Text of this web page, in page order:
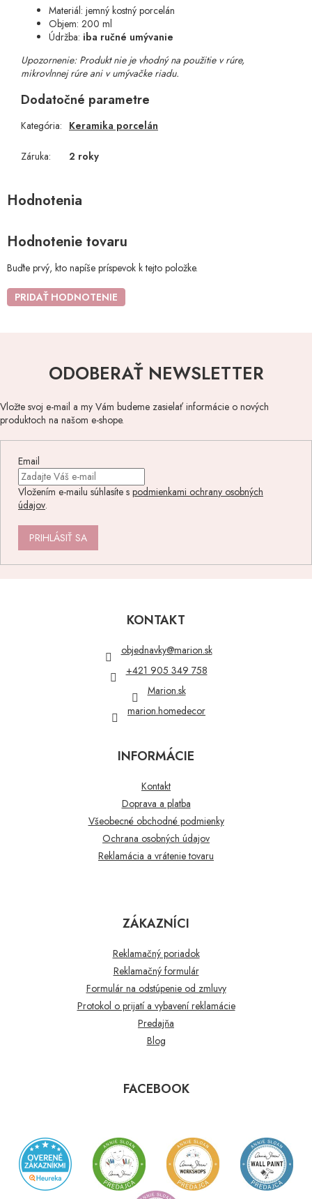
Materiál: jemný kostný porcelán
Objem: 200 ml
Údržba: iba ručné umývanie
Upozornenie: Produkt nie je vhodný na použitie v rúre,
mikrovlnnej rúre ani v umývačke riadu.
Dodatočné parametre
Kategória: Keramika porcelán
Záruka: 2 roky
Hodnotenie tovaru
Buďte prvý, kto napíše príspevok k tejto položke.
PRIDAŤ HODNOTENIE
ODOBERAŤ NEWSLETTER
Vložte svoj e-mail a my Vám budeme zasielať informácie o nových
produktoch na našom e-shope.
Email
Vložením e-mailu súhlasíte s podmienkami ochrany osobných
údajov.
PRIHLÁSIŤ SA
KONTAKT
objednavky@marion.sk
+421 905 349 758
Marion.sk
marion.homedecor
INFORMÁCIE
Kontakt
Doprava a platba
Všeobecné obchodné podmienky
Ochrana osobných údajov
Reklamácia a vrátenie tovaru
ZÁKAZNÍCI
Reklamačný poriadok
Reklamačný formulár
Formulár na odstúpenie od zmluvy
Protokol o prijatí a vybavení reklamácie
Predajňa
Blog
FACEBOOK